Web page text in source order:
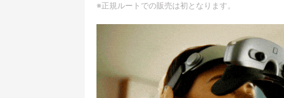
※正規ルートでの販売は初となります。